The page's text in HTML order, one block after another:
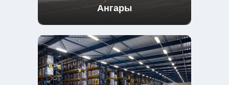
Ангары